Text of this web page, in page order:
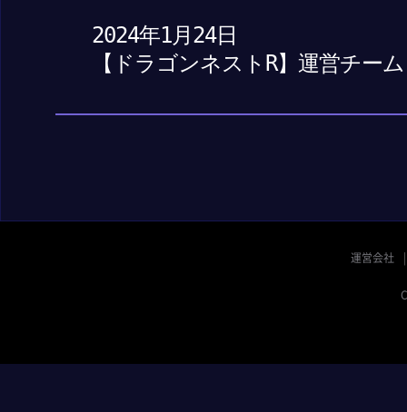
2024年1月24日
【ドラゴンネストR】運営チーム
運営会社